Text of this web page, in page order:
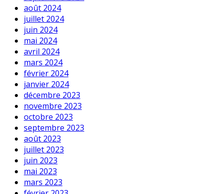
août 2024
juillet 2024
juin 2024
mai 2024
avril 2024
mars 2024
février 2024
janvier 2024
décembre 2023
novembre 2023
octobre 2023
septembre 2023
août 2023
juillet 2023
juin 2023
mai 2023
mars 2023